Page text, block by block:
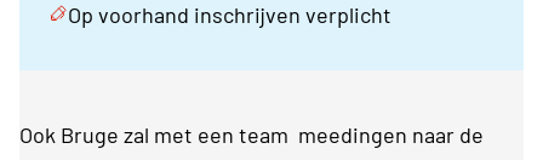
Op voorhand inschrijven verplicht
Ook Bruge zal met een team meedingen naar de